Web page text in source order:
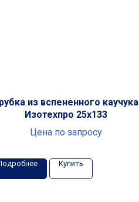
из вспененного каучука
Изотехпро 25x133
Цена по запросу
Купить